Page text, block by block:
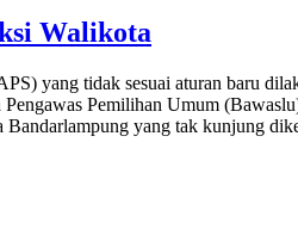
Walikota
yang tidak sesuai aturan baru
Pemilihan Umum
yang tak kunjung